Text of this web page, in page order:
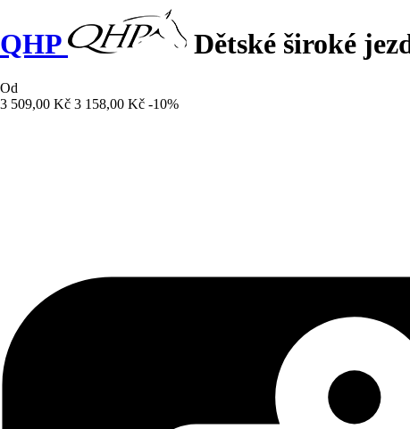
QHP Dětské široké
Od
3 509,00 Kč 3 158,00 Kč -10%